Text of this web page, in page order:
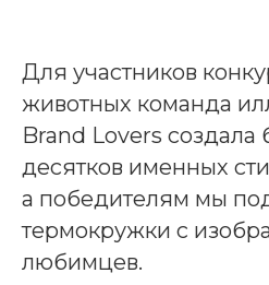
Для участников
животных команда
Brand Lovers создала
десятков именных
а победителям мы
термокружки с
любимцев.